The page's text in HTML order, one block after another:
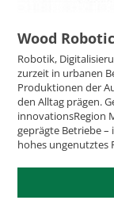
Wood
Robotik,
zurzeit in urbanen
Produktionen der
den Alltag prägen.
innovationsRegion
geprägte Betriebe
hohes ungenutztes